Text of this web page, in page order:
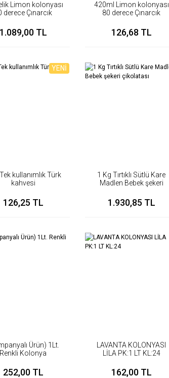
Limon kolonyası
derece Çınarcık
TL
420ml Limon kolonyası
80 derece Çınarcık
126,68 TL
YENİ
kullanımlık Türk
kahvesi
126,25 TL
1 Kg Tırtıklı Sütlü Kare
Madlen Bebek şekeri
1.930,85 TL
Ürün) 1Lt.
Renkli Kolonya
252,00 TL
LAVANTA KOLONYASI
LİLA PK:1 LT KL:24
162,00 TL